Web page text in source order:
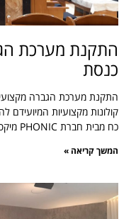
התקנת מערכת
כנסת
התקנת מערכת הגברה
קולונות מקצועיות המיועידם
כח מבית חברת PHONIC מיקסר אומנים
המשך קריאה »